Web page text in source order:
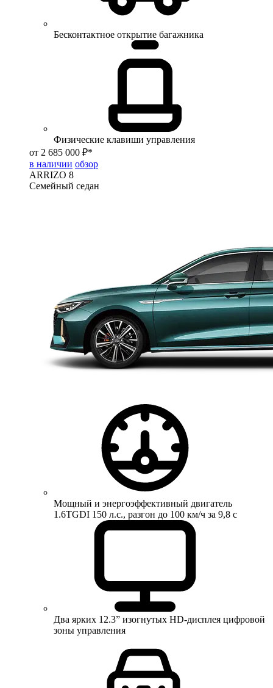
Бесконтактное открытие багажника
Физические клавиши управления
от 2 685 000 ₽*
в наличии обзор
ARRIZO 8
Семейный седан
Мощный и энергоэффективный двигатель
1.6TGDI 150 л.с., разгон до 100 км/ч за 9,8 с
Два ярких 12.3” изогнутых HD-дисплея цифровой
зоны управления